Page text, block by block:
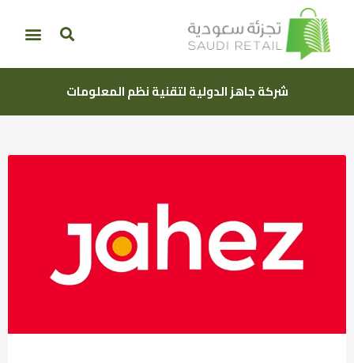
شركة جاهز الدولية لتقنية نظم المعلومات